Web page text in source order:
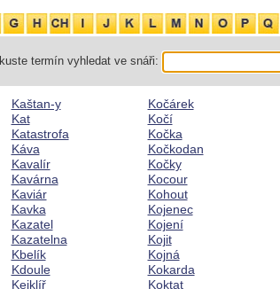
termín vyhledat ve snáři:
Kaštan-y
Kat
Katastrofa
Káva
Kavalír
Kavárna
Kaviár
Kavka
Kazatel
Kazatelna
Kbelík
Kdoule
Kejklíř
Kočárek
Kočí
Kočka
Kočkodan
Kočky
Kocour
Kohout
Kojenec
Kojení
Kojit
Kojná
Kokarda
Koktat